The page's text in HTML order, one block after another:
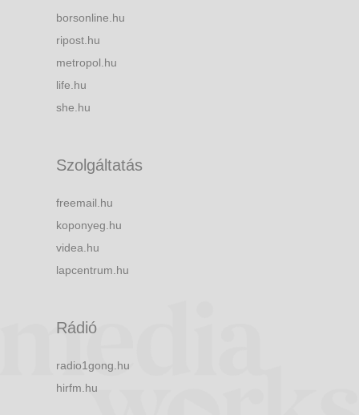
borsonline.hu
ripost.hu
metropol.hu
life.hu
she.hu
Szolgáltatás
freemail.hu
koponyeg.hu
videa.hu
lapcentrum.hu
Rádió
radio1gong.hu
hirfm.hu